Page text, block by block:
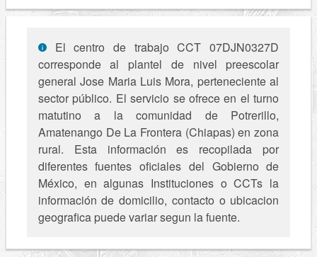
El centro de trabajo CCT 07DJN0327D
corresponde al plantel de nivel preescolar
general Jose Maria Luis Mora, perteneciente al
sector público. El servicio se ofrece en el turno
matutino a la comunidad de Potrerillo,
Amatenango De La Frontera (Chiapas) en zona
rural. Esta información es recopilada por
diferentes fuentes oficiales del Gobierno de
México, en algunas Instituciones o CCTs la
información de domicilio, contacto o ubicacion
geografica puede variar segun la fuente.